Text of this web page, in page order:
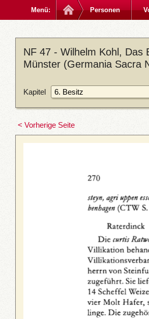
Menü: Personen
NF 47 - Wilhelm Kohl, Das
Münster (Germania Sacra
Kapitel
< Vorherige Seite